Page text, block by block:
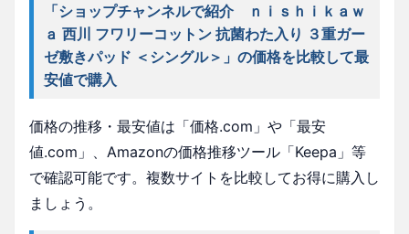
「ショップチャンネルで紹介 ｎｉｓｈｉｋａｗ
ａ 西川 フワリーコットン 抗菌わた入り ３重ガー
ゼ敷きパッド ＜シングル＞」の価格を比較して最
安値で購入
価格の推移・最安値は「価格.com」や「最安
値.com」、Amazonの価格推移ツール「Keepa」等
で確認可能です。複数サイトを比較してお得に購入し
ましょう。